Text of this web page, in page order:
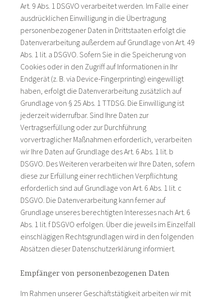
Art. 9 Abs. 1 DSGVO verarbeitet werden. Im Falle einer
ausdrücklichen Einwilligung in die Übertragung
personenbezogener Daten in Drittstaaten erfolgt die
Datenverarbeitung außerdem auf Grundlage von Art. 49
Abs. 1 lit. a DSGVO. Sofern Sie in die Speicherung von
Cookies oder in den Zugriff auf Informationen in Ihr
Endgerät (z. B. via Device-Fingerprinting) eingewilligt
haben, erfolgt die Datenverarbeitung zusätzlich auf
Grundlage von § 25 Abs. 1 TTDSG. Die Einwilligung ist
jederzeit widerrufbar. Sind Ihre Daten zur
Vertragserfüllung oder zur Durchführung
vorvertraglicher Maßnahmen erforderlich, verarbeiten
wir Ihre Daten auf Grundlage des Art. 6 Abs. 1 lit. b
DSGVO. Des Weiteren verarbeiten wir Ihre Daten, sofern
diese zur Erfüllung einer rechtlichen Verpflichtung
erforderlich sind auf Grundlage von Art. 6 Abs. 1 lit. c
DSGVO. Die Datenverarbeitung kann ferner auf
Grundlage unseres berechtigten Interesses nach Art. 6
Abs. 1 lit. f DSGVO erfolgen. Über die jeweils im Einzelfall
einschlägigen Rechtsgrundlagen wird in den folgenden
Absätzen dieser Datenschutzerklärung informiert.
Empfänger von personenbezogenen Daten
Im Rahmen unserer Geschäftstätigkeit arbeiten wir mit